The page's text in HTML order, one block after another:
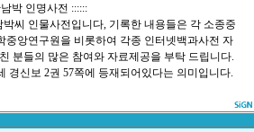
박 인명사전 ::::::
씨 인물사전입니다, 기록한 내용들은 각 소종중
중앙연구원을 비롯하여 각종 인터넷백과사전 자
분들의 많은 참여와 자료제공을 부탁 드립니다.
경신보 2권 57쪽에 등재되어있다는 의미입니다.